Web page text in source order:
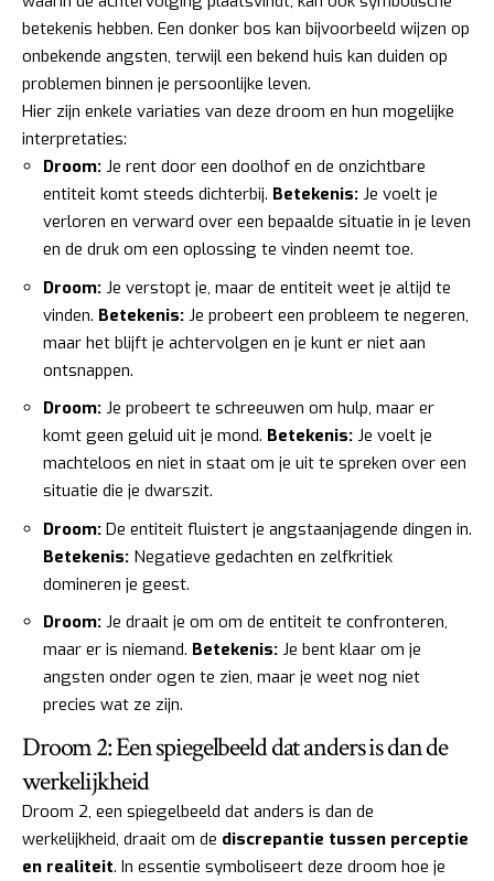
betekenis hebben. Een donker bos kan bijvoorbeeld wijzen op
onbekende angsten, terwijl een bekend huis kan duiden op
problemen binnen je persoonlijke leven.
Hier zijn enkele variaties van deze droom en hun mogelijke
interpretaties:
Droom: Je rent door een doolhof en de onzichtbare
entiteit komt steeds dichterbij. Betekenis: Je voelt je
verloren en verward over een bepaalde situatie in je leven
en de druk om een oplossing te vinden neemt toe.
Droom: Je verstopt je, maar de entiteit weet je altijd te
vinden. Betekenis: Je probeert een probleem te negeren,
maar het blijft je achtervolgen en je kunt er niet aan
ontsnappen.
Droom: Je probeert te schreeuwen om hulp, maar er
komt geen geluid uit je mond. Betekenis: Je voelt je
machteloos en niet in staat om je uit te spreken over een
situatie die je dwarszit.
Droom: De entiteit fluistert je angstaanjagende dingen in.
Betekenis: Negatieve gedachten en zelfkritiek
domineren je geest.
Droom: Je draait je om om de entiteit te confronteren,
maar er is niemand. Betekenis: Je bent klaar om je
angsten onder ogen te zien, maar je weet nog niet
precies wat ze zijn.
Droom 2: Een spiegelbeeld dat anders is dan de
werkelijkheid
Droom 2, een spiegelbeeld dat anders is dan de
werkelijkheid, draait om de discrepantie tussen perceptie
en realiteit. In essentie symboliseert deze droom hoe je